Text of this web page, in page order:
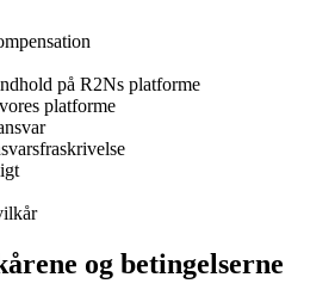
på R2Ns platforme
platforme
og betingelserne